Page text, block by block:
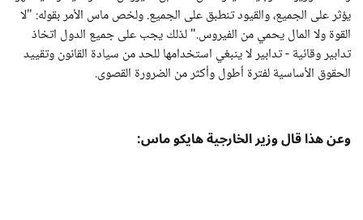
يؤثر على الجميع، والقيود تنطبق على الجميع. ولخص ماس الأمر بقوله: "لا
القوة ولا المال يحمي من الفيروس." لذلك يجب على جميع الدول اتخاذ
تدابير وقائية - تدابير لا ينبغي استخدامها للحد من سيادة القانون وتقييد
الحقوق الأساسية لفترة أطول وأكثر من الضرورة القصوى.
وعن هذا قال وزير الخارجية هايكو ماس: